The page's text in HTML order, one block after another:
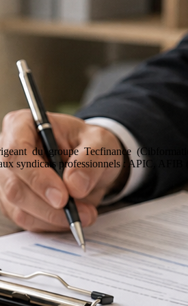
du groupe Tecfinance
syndicats professionnels : APIC, AFIB